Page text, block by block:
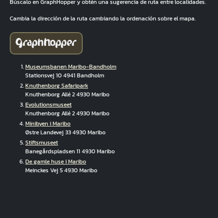
Búscalo en GraphHopper y obtén una sugerencia de ruta entre localidades.
Cambia la dirección de la ruta cambiando la ordenación sobre el mapa.
Museumsbanen Maribo-Bandholm
Stationsvej 10 4941 Bandholm
Knuthenborg Safaripark
Knuthenborg Allé 2 4930 Maribo
Evolutionsmuseet
Knuthenborg Allé 2 4930 Maribo
Minibyen i Maribo
Østre Landevej 33 4930 Maribo
Stiftsmuseet
Banegårdspladsen 11 4930 Maribo
De gamle huse i Maribo
Meinckes Vej 5 4930 Maribo